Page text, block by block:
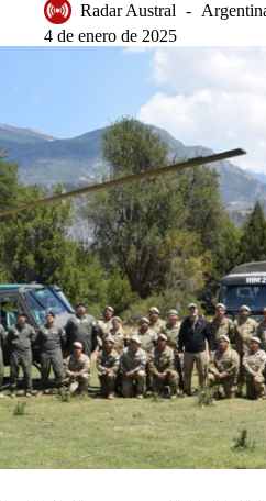
Radar Austral
4 de enero de 2025